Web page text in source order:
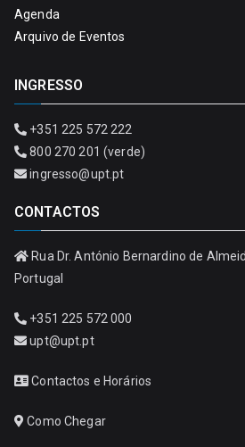
Agenda
Arquivo de Eventos
INGRESSO
+351 225 572 222
800 270 201 (verde)
ingresso@upt.pt
CONTACTOS
Rua Dr. António Bernardino de
Portugal
+351 225 572 000
upt@upt.pt
Contactos e Horários
Como Chegar